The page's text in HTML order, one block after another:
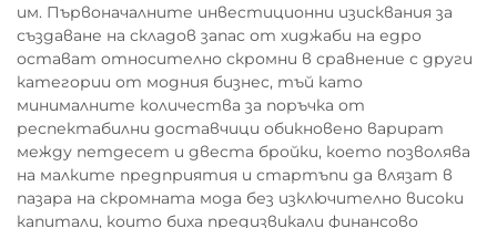
им. Първоначалните инвестиционни изисквания за
създаване на складов запас от хиджаби на едро
остават относително скромни в сравнение с други
категории от модния бизнес, тъй като
минималните количества за поръчка от
респектабилни доставчици обикновено варират
между петдесет и двеста бройки, което позволява
на малките предприятия и стартъпи да влязат в
пазара на скромната мода без изключително високи
капитали, които биха предизвикали финансово